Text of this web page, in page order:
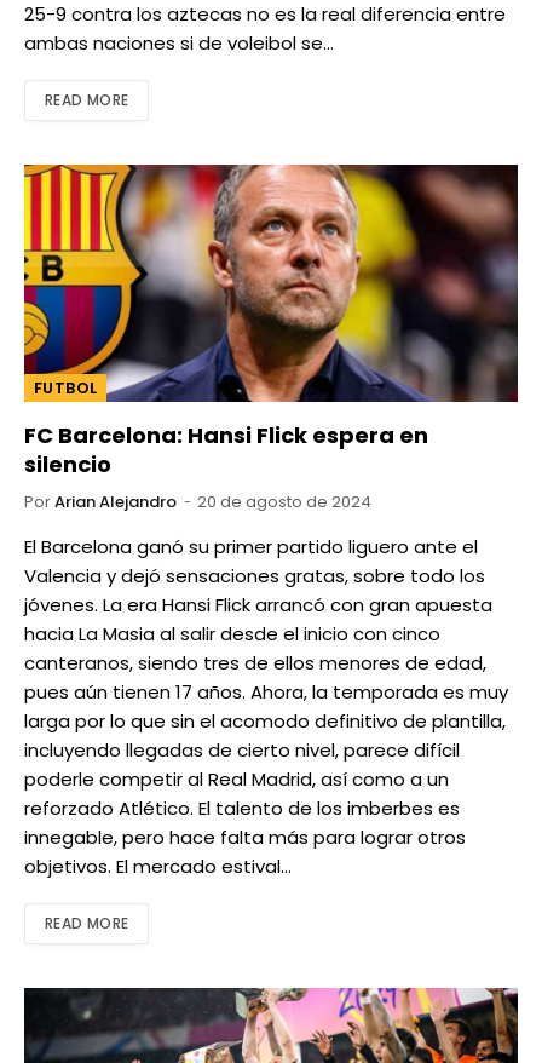
25-9 contra los aztecas no es la real diferencia entre
ambas naciones si de voleibol se…
READ MORE
FUTBOL
FC Barcelona: Hansi Flick espera en
silencio
PorArian Alejandro 20 de agosto de 2024
El Barcelona ganó su primer partido liguero ante el
Valencia y dejó sensaciones gratas, sobre todo los
jóvenes. La era Hansi Flick arrancó con gran apuesta
hacia La Masia al salir desde el inicio con cinco
canteranos, siendo tres de ellos menores de edad,
pues aún tienen 17 años. Ahora, la temporada es muy
larga por lo que sin el acomodo definitivo de plantilla,
incluyendo llegadas de cierto nivel, parece difícil
poderle competir al Real Madrid, así como a un
reforzado Atlético. El talento de los imberbes es
innegable, pero hace falta más para lograr otros
objetivos. El mercado estival…
READ MORE